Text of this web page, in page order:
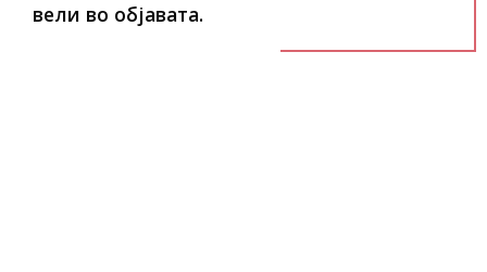
вели во објавата.